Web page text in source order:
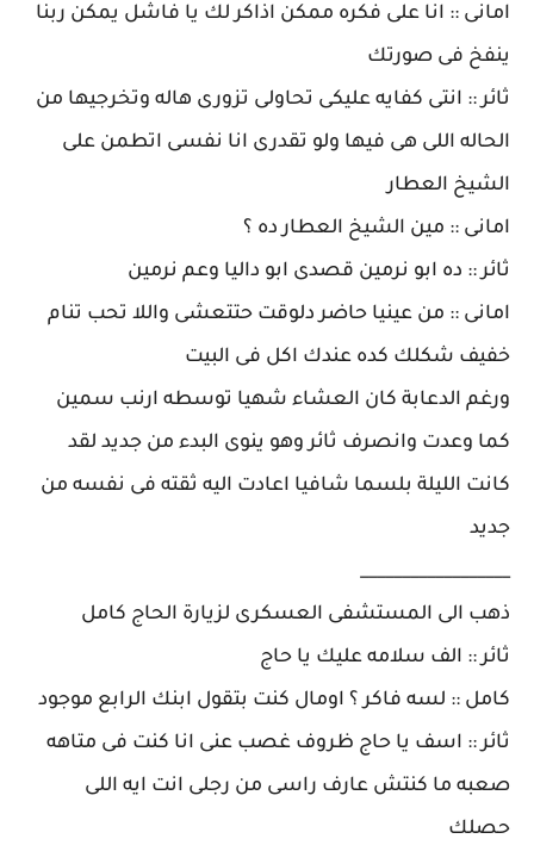
امانى :: انا على فكره ممكن اذاكر لك يا فاشل يمكن ربنا
ينفخ فى صورتك
ثائر :: انتى كفايه عليكى تحاولى تزورى هاله وتخرجيها من
الحاله اللى هى فيها ولو تقدرى انا نفسى اتطمن على
الشيخ العطار
امانى :: مين الشيخ العطار ده ؟
ثائر :: ده ابو نرمين قصدى ابو داليا وعم نرمين
امانى :: من عينيا حاضر دلوقت حتتعشى واللا تحب تنام
خفيف شكلك كده عندك اكل فى البيت
ورغم الدعابة كان العشاء شهيا توسطه ارنب سمين
كما وعدت وانصرف ثائر وهو ينوى البدء من جديد لقد
كانت الليلة بلسما شافيا اعادت اليه ثقته فى نفسه من
جديد
__________________
ذهب الى المستشفى العسكرى لزيارة الحاج كامل
ثائر :: الف سلامه عليك يا حاج
كامل :: لسه فاكر ؟ اومال كنت بتقول ابنك الرابع موجود
ثائر :: اسف يا حاج ظروف غصب عنى انا كنت فى متاهه
صعبه ما كنتش عارف راسى من رجلى انت ايه اللى
حصلك